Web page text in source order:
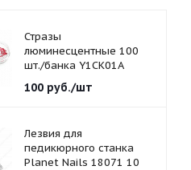
Стразы
люминесцентные 100
шт./банка Y1CK01A
красные 1,5 мм.
100руб./шт
Лезвия для
педикюрного станка
Planet Nails 18071 10